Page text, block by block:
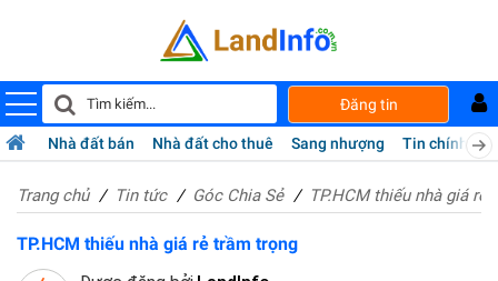
Đăng tin
Nhà đất bán Nhà đất cho thuê Sang nhượng Tin chính chủ
Trang chủ Tin tức Góc Chia Sẻ TP.HCM thiếu nhà giá rẻ
TP.HCM thiếu nhà giá rẻ trầm trọng